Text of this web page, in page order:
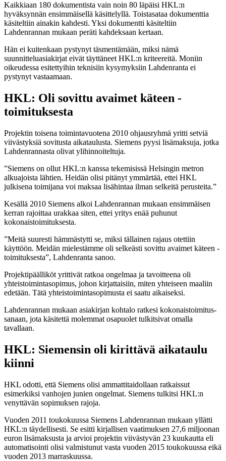
Kaikkiaan 180 dokumentista vain noin 80 läpäisi HKL:n
hyväksynnän ensimmäisellä käsittelyllä. Toistasataa dokumenttia
käsiteltiin ainakin kahdesti. Yksi dokumentti käsiteltiin
Lahdenrannan mukaan peräti kahdeksaan kertaan.
Hän ei kuitenkaan pystynyt täsmentämään, miksi nämä
suunnitteluasiakirjat eivät täyttäneet HKL:n kriteereitä. Moniin
oikeudessa esitettyihin teknisiin kysymyksiin Lahdenranta ei
pystynyt vastaamaan.
HKL: Oli sovittu avaimet käteen -
toimituksesta
Projektin toisena toimintavuotena 2010 ohjausryhmä yritti setviä
viivästyksiä sovitusta aikataulusta. Siemens pyysi lisämaksuja, jotka
Lahdenrannasta olivat ylihinnoiteltuja.
”Siemens on ollut HKL:n kanssa tekemisissä Helsingin metron
alkuajoista lähtien. Heidän olisi pitänyt ymmärtää, ettei HKL
julkisena toimijana voi maksaa lisähintaa ilman selkeitä perusteita.”
Kesällä 2010 Siemens alkoi Lahdenrannan mukaan ensimmäisen
kerran rajoittaa urakkaa siten, ettei yritys enää puhunut
kokonaistoimituksesta.
”Meitä suuresti hämmästytti se, miksi tällainen rajaus otettiin
käyttöön. Meidän mielestämme oli selkeästi sovittu avaimet käteen -
toimituksesta”, Lahdenranta sanoo.
Projektipäälliköt yrittivät ratkoa ongelmaa ja tavoitteena oli
yhteistoimintasopimus, johon kirjattaisiin, miten yhteiseen maaliin
edetään. Tätä yhteistoimintasopimusta ei saatu aikaiseksi.
Lahdenrannan mukaan asiakirjan kohtalo ratkesi kokonaistoimitus-
sanaan, jota käsitettä molemmat osapuolet tulkitsivat omalla
tavallaan.
HKL: Siemensin oli kirittävä aikataulu
kiinni
HKL odotti, että Siemens olisi ammattitaidollaan ratkaissut
esimerkiksi vanhojen junien ongelmat. Siemens tulkitsi HKL:n
venyttävän sopimuksen rajoja.
Vuoden 2011 toukokuussa Siemens Lahdenrannan mukaan yllätti
HKL:n täydellisesti. Se esitti kirjallisen vaatimuksen 27,6 miljoonan
euron lisämaksusta ja arvioi projektin viivästyvän 23 kuukautta eli
automatisointi olisi valmistunut vasta vuoden 2015 toukokuussa eikä
vuoden 2013 marraskuussa.